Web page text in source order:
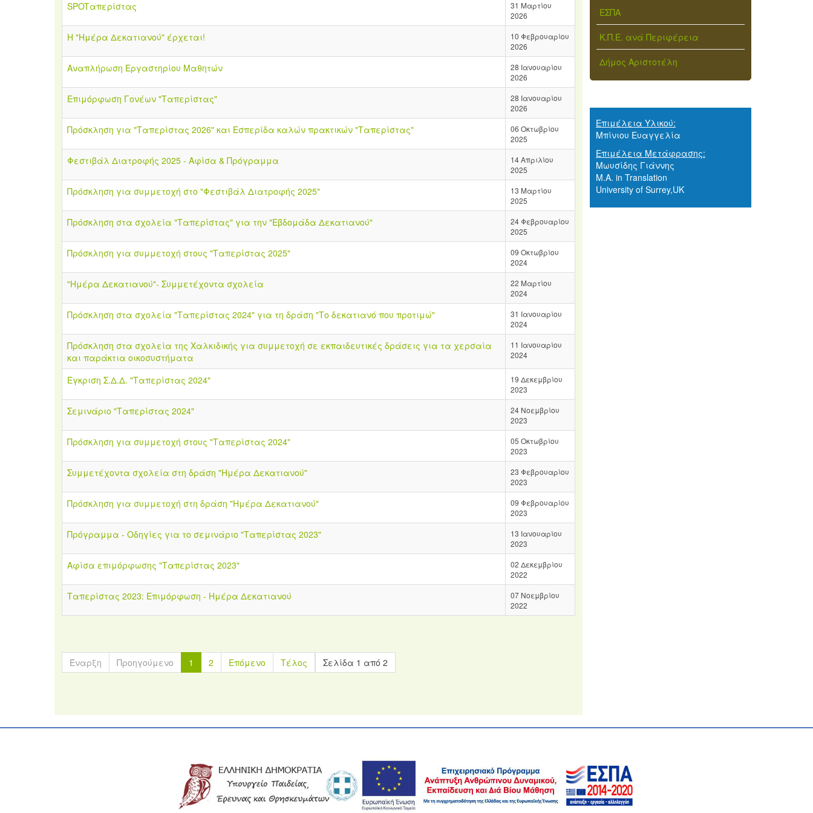
SPOTαπερίστας
31 Μαρτίου
2026
Η "Ημέρα Δεκατιανού" έρχεται!
10 Φεβρουαρίου
2026
Αναπλήρωση Εργαστηρίου Μαθητών
28 Ιανουαρίου
2026
Επιμόρφωση Γονέων "Ταπερίστας"
28 Ιανουαρίου
2026
Πρόσκληση για "Ταπερίστας 2026" και Εσπερίδα καλών πρακτικών "Ταπερίστας"
06 Οκτωβρίου
2025
Φεστιβάλ Διατροφής 2025 - Αφίσα & Πρόγραμμα
14 Απριλίου
2025
Πρόσκληση για συμμετοχή στο "Φεστιβάλ Διατροφής 2025"
13 Μαρτίου
2025
Πρόσκληση στα σχολεία "Ταπερίστας" για την "Εβδομάδα Δεκατιανού"
24 Φεβρουαρίου
2025
Πρόσκληση για συμμετοχή στους "Ταπερίστας 2025"
09 Οκτωβρίου
2024
"Ημέρα Δεκατιανού"- Συμμετέχοντα σχολεία
22 Μαρτίου
2024
Πρόσκληση στα σχολεία "Ταπερίστας 2024" για τη δράση "Το δεκατιανό που προτιμώ"
31 Ιανουαρίου
2024
Πρόσκληση στα σχολεία της Χαλκιδικής για συμμετοχή σε εκπαιδευτικές δράσεις για τα χερσαία
και παράκτια οικοσυστήματα
11 Ιανουαρίου
2024
Έγκριση Σ.Δ.Δ. "Ταπερίστας 2024"
19 Δεκεμβρίου
2023
Σεμινάριο "Ταπερίστας 2024"
24 Νοεμβρίου
2023
Πρόσκληση για συμμετοχή στους "Ταπερίστας 2024"
05 Οκτωβρίου
2023
Συμμετέχοντα σχολεία στη δράση "Ημέρα Δεκατιανού"
23 Φεβρουαρίου
2023
Πρόσκληση για συμμετοχή στη δράση "Ημέρα Δεκατιανού"
09 Φεβρουαρίου
2023
Πρόγραμμα - Οδηγίες για το σεμινάριο "Ταπερίστας 2023"
13 Ιανουαρίου
2023
Αφίσα επιμόρφωσης "Ταπερίστας 2023"
02 Δεκεμβρίου
2022
Ταπερίστας 2023: Επιμόρφωση - Ημέρα Δεκατιανού
07 Νοεμβρίου
2022
Σελίδα 1 από 2
Έναρξη Προηγούμενο 1 2 Επόμενο Τέλος
ΕΣΠΑ
Κ.Π.Ε. ανά Περιφέρεια
Δήμος Αριστοτέλη
Επιμέλεια Υλικού:
Μπίνιου Ευαγγελία
Επιμέλεια Μετάφρασης:
Μωυσίδης Γιάννης
M.A. in Translation
University of Surrey,UK